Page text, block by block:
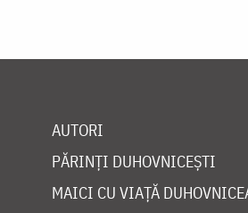
AUTORI
PĂRINȚI DUHOVNICEȘTI
MAICI CU VIAȚĂ